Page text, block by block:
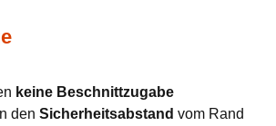
keine Beschnittzugabe
den Sicherheitsabstand vom Rand